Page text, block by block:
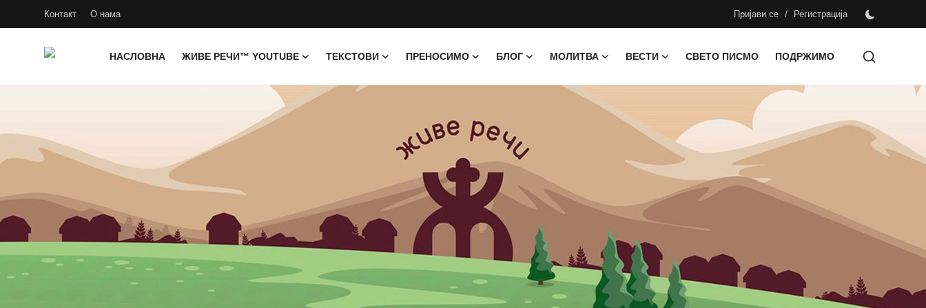
Контакт О нама Пријави се / Регистрација
НАСЛОВНА ЖИВЕ РЕЧИ™ YOUTUBE ТЕКСТОВИ ПРЕНОСИМО БЛОГ МОЛИТВА ВЕСТИ СВЕТО ПИСМО
ПОДРЖИМО
Контакт
О нама
Живе Речи™ YouTube
Текстови